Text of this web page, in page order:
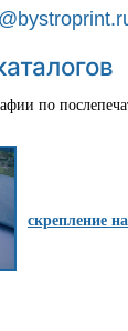
по
скрепление